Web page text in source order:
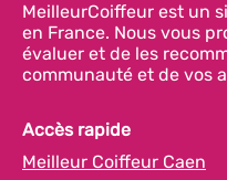
MeilleurCoiffeur est un
en France. Nous vous
évaluer et de les
communauté et de vos
Accès rapide
Meilleur Coiffeur Caen